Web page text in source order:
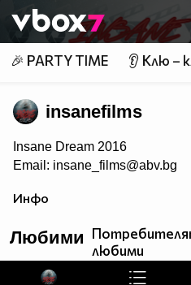
👾
🎉 PARTY TIME 👂 Клю –
insanefilms
Insane Dream 2016
Email: insane_films@abv.bg
Инфо
Любими
любими